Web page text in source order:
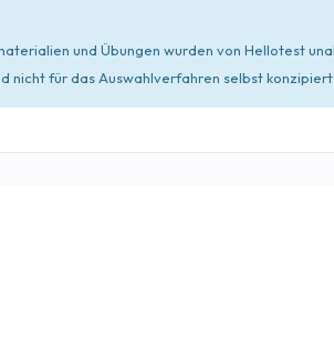
und Übungen wurden von Hellotest
nicht für das Auswahlverfahren selbst konzipiert.